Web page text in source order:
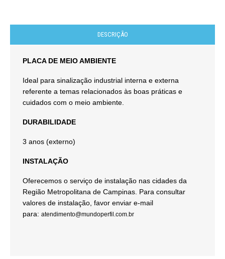
DESCRIÇÃO
PLACA DE MEIO AMBIENTE
Ideal para sinalização industrial interna e externa
referente a temas relacionados às boas práticas e
cuidados com o meio ambiente.
DURABILIDADE
3 anos (externo)
INSTALAÇÃO
Oferecemos o serviço de instalação nas cidades da
Região Metropolitana de Campinas. Para consultar
valores de instalação, favor enviar e-mail
para: atendimento@mundoperfil.com.br